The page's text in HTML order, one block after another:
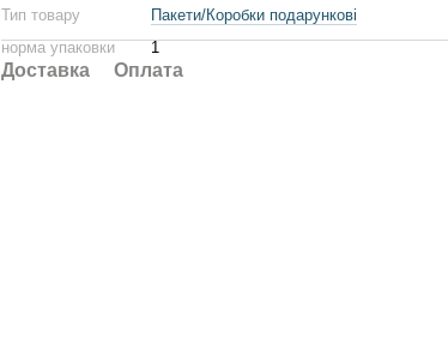
Тип товару
Пакети/Коробки подарункові
норма упаковки
1
Доставка Оплата